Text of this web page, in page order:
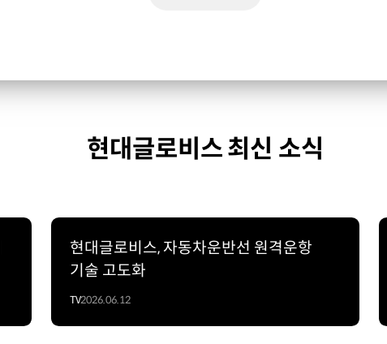
현대글로비스 최신 소식
현대글로비스, 자동차운반선 원격운항
기술 고도화
TV2026.06.12